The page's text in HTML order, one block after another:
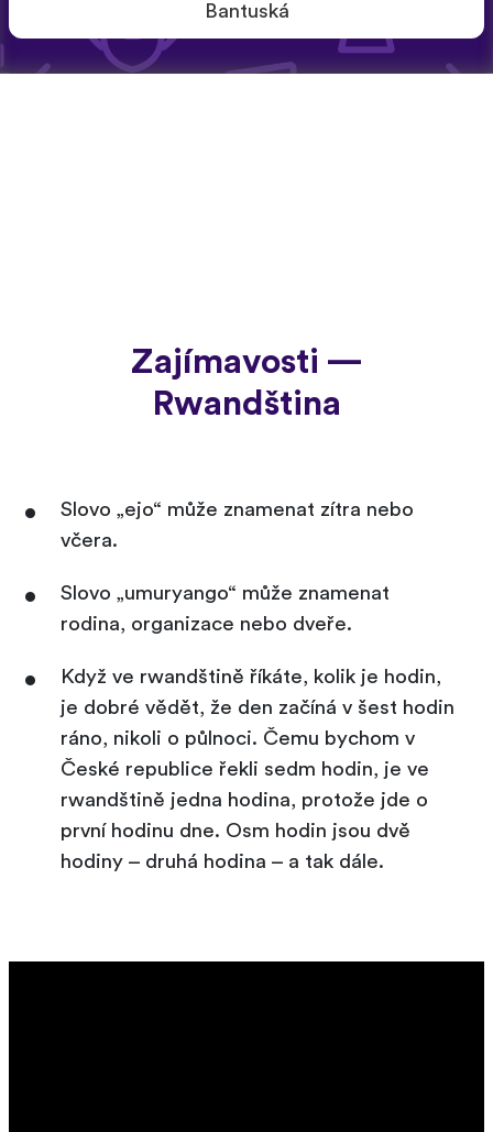
Bantuská
Zajímavosti —
Rwandština
Slovo „ejo“ může znamenat zítra nebo
včera.
Slovo „umuryango“ může znamenat
rodina, organizace nebo dveře.
Když ve rwandštině říkáte, kolik je hodin,
je dobré vědět, že den začíná v šest hodin
ráno, nikoli o půlnoci. Čemu bychom v
České republice řekli sedm hodin, je ve
rwandštině jedna hodina, protože jde o
první hodinu dne. Osm hodin jsou dvě
hodiny – druhá hodina – a tak dále.